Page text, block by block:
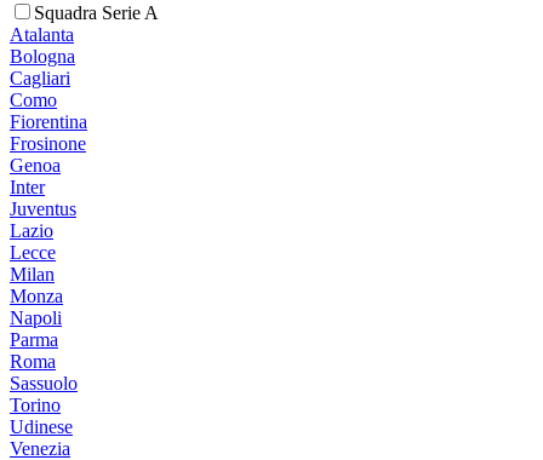
Squadra Serie A
Atalanta
Bologna
Cagliari
Como
Fiorentina
Frosinone
Genoa
Inter
Juventus
Lazio
Lecce
Milan
Monza
Napoli
Parma
Roma
Sassuolo
Torino
Udinese
Venezia